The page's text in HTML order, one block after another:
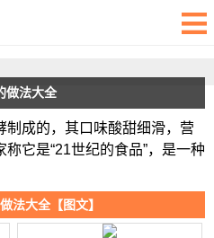
做法大全
制成的，其口味酸甜细滑，营
它是“21世纪的食品”，是一种
法大全【图文】